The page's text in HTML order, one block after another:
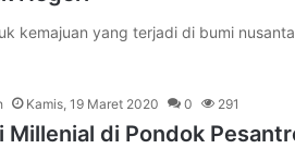
kemajuan yang terjadi di bumi
Kamis, 19 Maret 2020 0 291
Millenial di Pondok